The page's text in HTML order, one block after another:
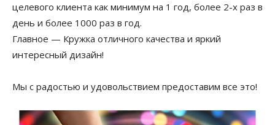
целевого клиента как минимум на 1 год, более 2-х раз в
день и более 1000 раз в год.
Главное — Кружка отличного качества и яркий
интересный дизайн!
Мы с радостью и удовольствием предоставим все это!